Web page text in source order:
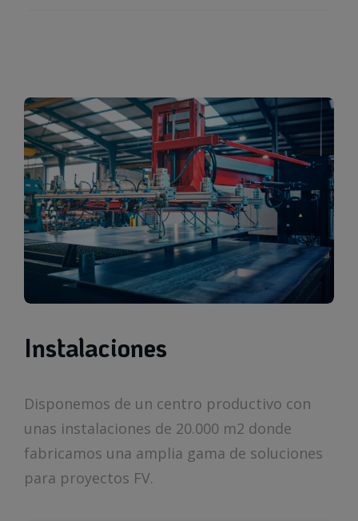
Instalaciones
Disponemos de un centro productivo con
unas instalaciones de 20.000 m2 donde
fabricamos una amplia gama de soluciones
para proyectos FV.